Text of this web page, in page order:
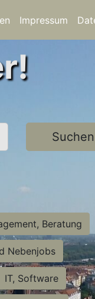
Impressum
Suchen
Beratung
Nebenjobs
IT, Software